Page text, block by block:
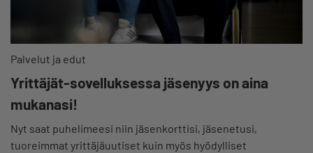
Palvelut ja edut
Yrittäjät-sovelluksessa jäsenyys on aina
mukanasi!
Nyt saat puhelimeesi niin jäsenkorttisi, jäsenetusi,
tuoreimmat yrittäjäuutiset kuin myös hyödylliset